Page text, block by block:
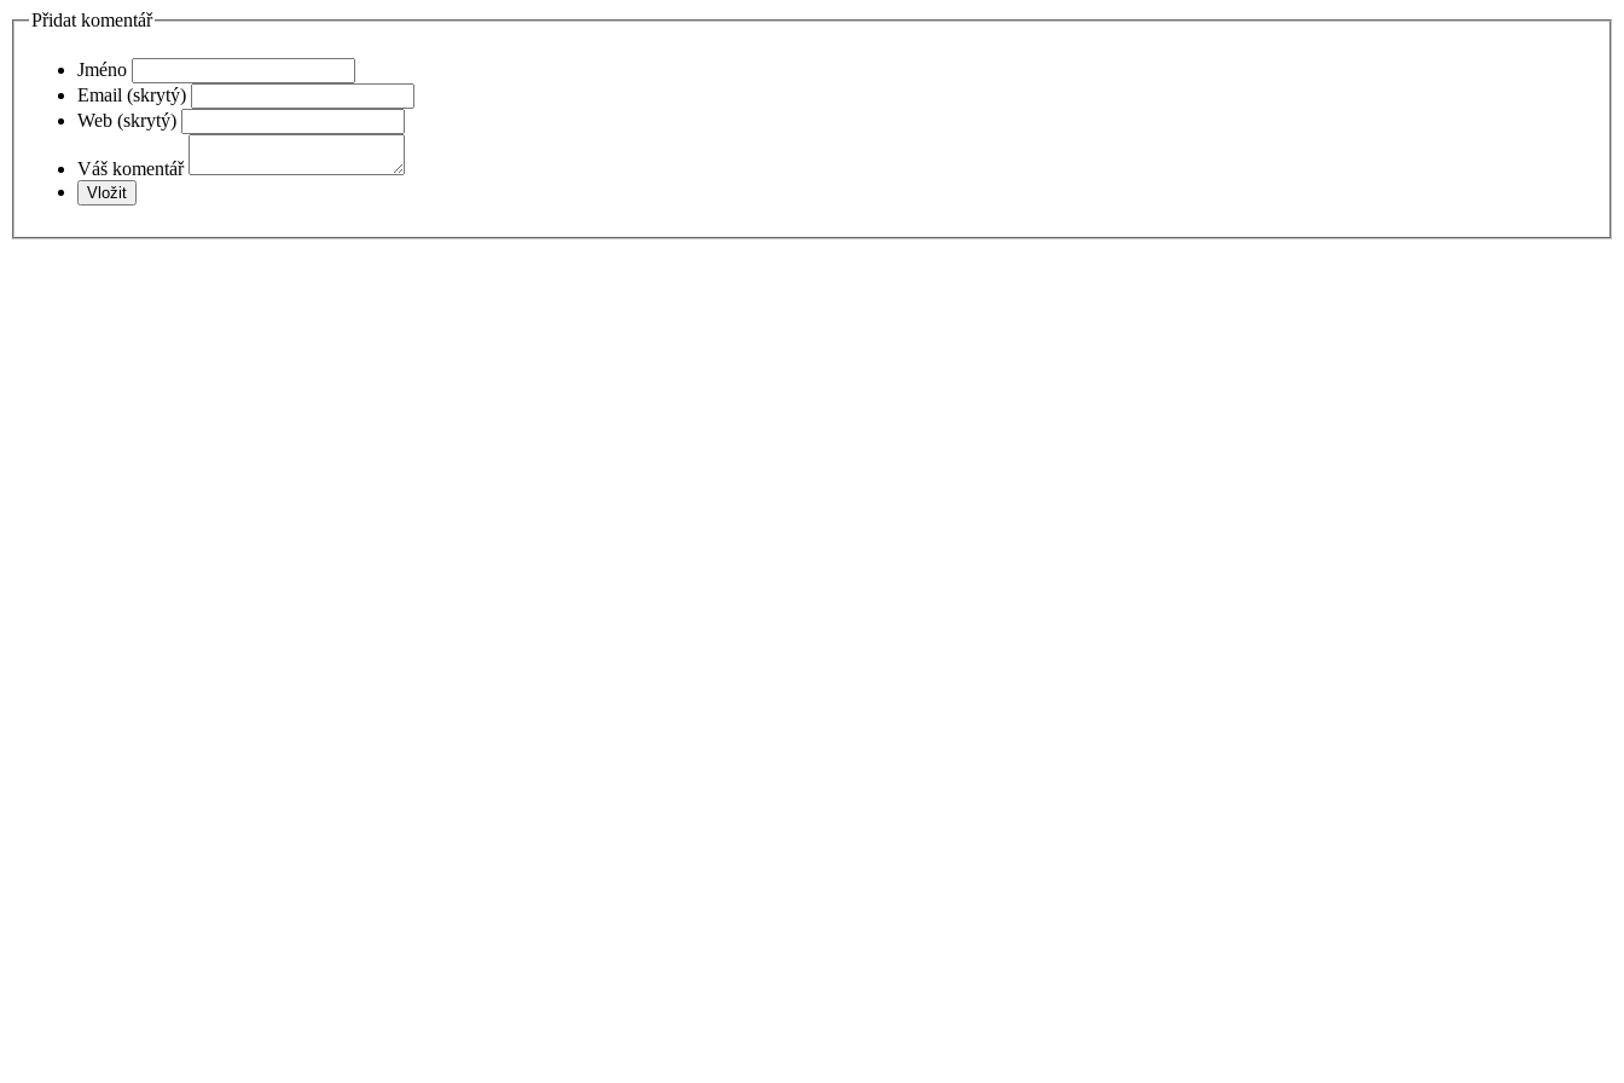
Přidat komentář
Jméno
Email (skrytý)
Web (skrytý)
Váš komentář